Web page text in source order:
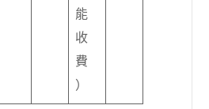
能
收
費
）